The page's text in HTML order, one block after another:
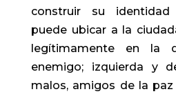
construir su
puede ubicar a la
legítimamente en la
enemigo; izquierda y
malos, amigos de la